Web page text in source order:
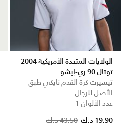
الولايات المتحدة الأمريكية 2004
توتال 90 ري-إيشو
تيشيرت كرة القدم نايكي طبق
الأصل للرجال
عدد الألوان 1
Price reduced from
43.50 د.ك to 19.90 د.ك